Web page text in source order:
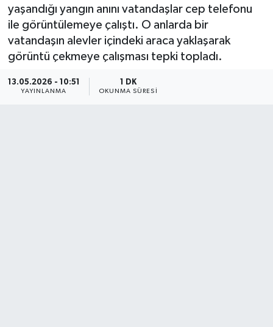
yaşandığı yangın anını vatandaşlar cep telefonu
ile görüntülemeye çalıştı. O anlarda bir
vatandaşın alevler içindeki araca yaklaşarak
görüntü çekmeye çalışması tepki topladı.
13.05.2026 - 10:51
YAYINLANMA
1 DK
OKUNMA SÜRESI